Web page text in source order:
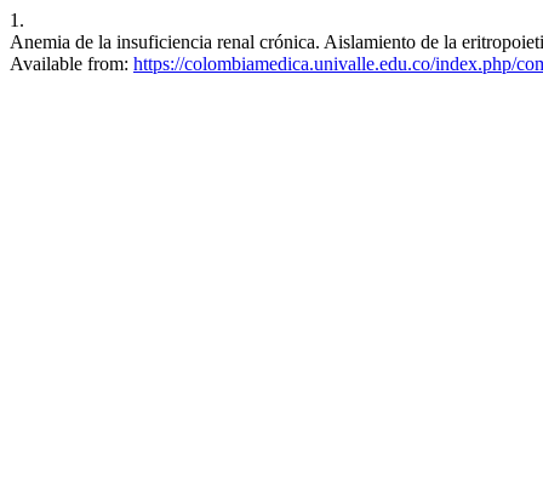
1.
Anemia de la insuficiencia renal crónica. Aislamiento de la
Available from: https://colombiamedica.univalle.edu.co/index.php/